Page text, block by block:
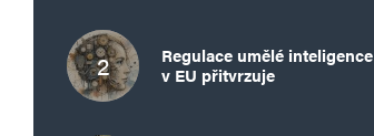
Regulace umělé inteligence
v EU přitvrzuje